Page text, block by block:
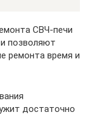
СВЧ-печи
позволяют
ремонта время и
достаточно